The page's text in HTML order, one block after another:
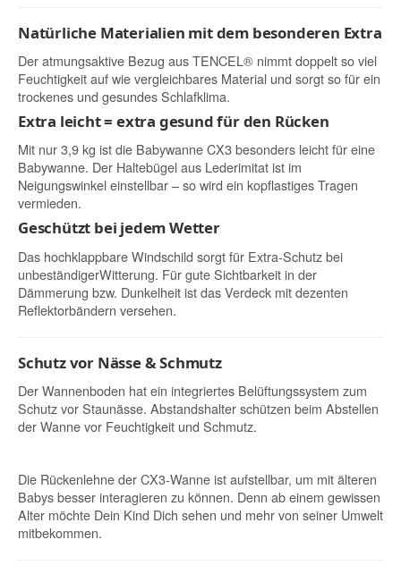
Natürliche Materialien mit dem besonderen Extra
Der atmungsaktive Bezug aus TENCEL® nimmt doppelt so viel
Feuchtigkeit auf wie vergleichbares Material und sorgt so für ein
trockenes und gesundes Schlafklima.
Extra leicht = extra gesund für den Rücken
Mit nur 3,9 kg ist die Babywanne CX3 besonders leicht für eine
Babywanne. Der Haltebügel aus Lederimitat ist im
Neigungswinkel einstellbar – so wird ein kopflastiges Tragen
vermieden.
Geschützt bei jedem Wetter
Das hochklappbare Windschild sorgt für Extra-Schutz bei
unbeständigerWitterung. Für gute Sichtbarkeit in der
Dämmerung bzw. Dunkelheit ist das Verdeck mit dezenten
Reflektorbändern versehen.
Schutz vor Nässe & Schmutz
Der Wannenboden hat ein integriertes Belüftungssystem zum
Schutz vor Staunässe. Abstandshalter schützen beim Abstellen
der Wanne vor Feuchtigkeit und Schmutz.
Die Rückenlehne der CX3-Wanne ist aufstellbar, um mit älteren
Babys besser interagieren zu können. Denn ab einem gewissen
Alter möchte Dein Kind Dich sehen und mehr von seiner Umwelt
mitbekommen.